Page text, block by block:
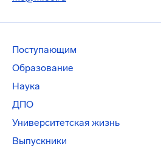
Поступающим
Образование
Наука
ДПО
Университетская жизнь
Выпускники